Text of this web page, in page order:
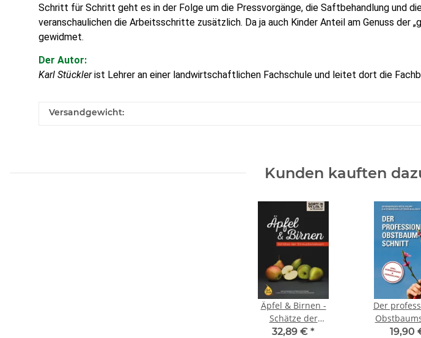
Schritt für Schritt geht es in der Folge um die Pressvorgänge, die Saftbehandlung und
veranschaulichen die Arbeitsschritte zusätzlich. Da ja auch Kinder Anteil am Genuss
gewidmet.
Der Autor:
Karl Stückler ist Lehrer an einer landwirtschaftlichen Fachschule und leitet dort die
Versandgewicht:
Kunden kauften
Äpfel & Birnen -
Schätze der
Streuobstwiesen
32,89 € *
Der
19,90